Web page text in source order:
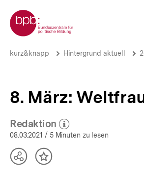
zum
Seiteninhalt
springen
Zur Startseite der bpb
Hintergrund
aktuell
bpb.de
Brotkrümelnavigation
Pfadnavigation
kurz&knapp Hintergrund aktuell
8. März:
Redaktion
(Mehr zum Autor)
öffnen
08.03.2021 / 5 Minuten zu lesen
TeilenInhalt